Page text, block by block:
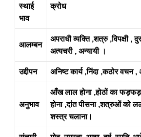
स्थाई
भाव
क्रोध
आलम्बन
अपराधी व्यक्ति ,शत्रु ,विपक्षी ,
अत्यचरी , अन्यायी ।
उद्दीपन अनिष्ट कार्य ,निंदा ,कठोर वचन
अनुभाव
आँख लाल होना ,होठों का
होना ,दांत पीसना ,शत्रुओं को
शस्त्र चलाना।